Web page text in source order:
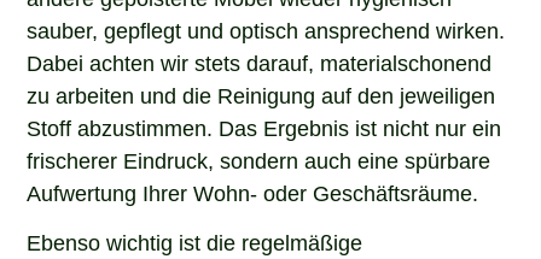
sauber, gepflegt und optisch ansprechend wirken.
Dabei achten wir stets darauf, materialschonend
zu arbeiten und die Reinigung auf den jeweiligen
Stoff abzustimmen. Das Ergebnis ist nicht nur ein
frischerer Eindruck, sondern auch eine spürbare
Aufwertung Ihrer Wohn- oder Geschäftsräume.
Ebenso wichtig ist die regelmäßige